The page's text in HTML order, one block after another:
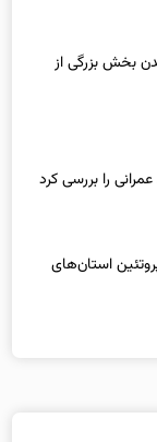
بخش بزرگی از
را بررسی کرد
استان‌های